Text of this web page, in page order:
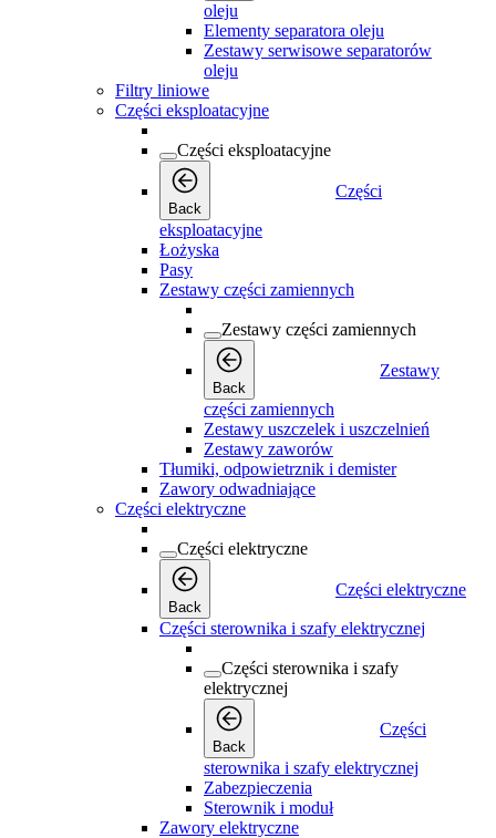
oleju
Elementy separatora oleju
Zestawy serwisowe separatorów
oleju
Filtry liniowe
Części eksploatacyjne
Części eksploatacyjne
Back
Części
eksploatacyjne
Łożyska
Pasy
Zestawy części zamiennych
Zestawy części zamiennych
Back
Zestawy
części zamiennych
Zestawy uszczelek i uszczelnień
Zestawy zaworów
Tłumiki, odpowietrznik i demister
Zawory odwadniające
Części elektryczne
Części elektryczne
Back
Części elektryczne
Części sterownika i szafy elektrycznej
Części sterownika i szafy
elektrycznej
Back
Części
sterownika i szafy elektrycznej
Zabezpieczenia
Sterownik i moduł
Zawory elektryczne